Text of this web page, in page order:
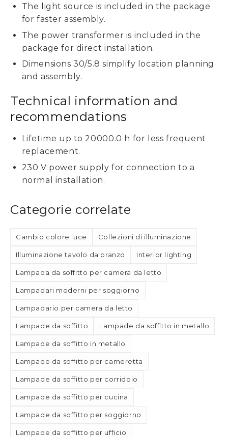
The light source is included in the package
for faster assembly.
The power transformer is included in the
package for direct installation.
Dimensions 30/5.8 simplify location planning
and assembly.
Technical information and
recommendations
Lifetime up to 20000.0 h for less frequent
replacement.
230 V power supply for connection to a
normal installation.
Categorie correlate
Cambio colore luce Collezioni di illuminazione
Illuminazione tavolo da pranzo Interior lighting
Lampada da soffitto per camera da letto
Lampadari moderni per soggiorno
Lampadario per camera da letto
Lampade da soffitto Lampade da soffitto in metallo
Lampade da soffitto in metallo
Lampade da soffitto per cameretta
Lampade da soffitto per corridoio
Lampade da soffitto per cucina
Lampade da soffitto per soggiorno
Lampade da soffitto per ufficio